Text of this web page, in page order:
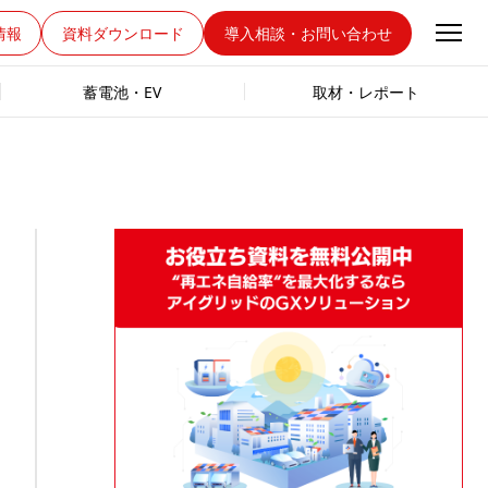
報 資料ダウンロード 導入相談・お問い合わせ
蓄電池・EV 取材・レポート